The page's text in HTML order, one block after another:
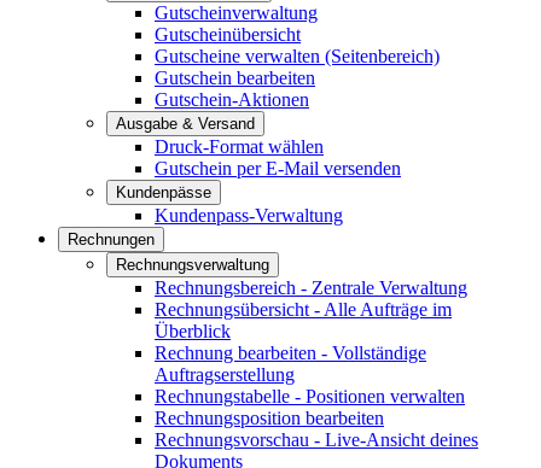
Gutscheinverwaltung
Gutscheinübersicht
Gutscheine verwalten (Seitenbereich)
Gutschein bearbeiten
Gutschein-Aktionen
Ausgabe & Versand
Druck-Format wählen
Gutschein per E-Mail versenden
Kundenpässe
Kundenpass-Verwaltung
Rechnungen
Rechnungsverwaltung
Rechnungsbereich - Zentrale Verwaltung
Rechnungsübersicht - Alle Aufträge im
Überblick
Rechnung bearbeiten - Vollständige
Auftragserstellung
Rechnungstabelle - Positionen verwalten
Rechnungsposition bearbeiten
Rechnungsvorschau - Live-Ansicht deines
Dokuments